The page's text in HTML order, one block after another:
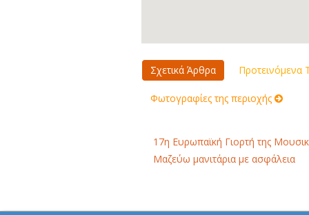
Σχετικά Άρθρα Προτεινόμενα
Φωτογραφίες της περιοχής
17η Ευρωπαϊκή Γιορτή της
Μαζεύω μανιτάρια με ασφάλεια